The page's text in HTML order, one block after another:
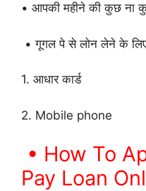
• आपकी महीने की कुछ ना
• गूगल पे से लोन लेने के
1. आधार कार्ड
2. Mobile phone
• How To
Pay Loan